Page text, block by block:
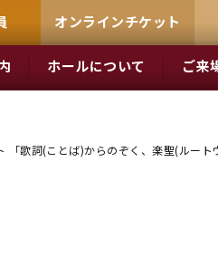
オンラインチケット
ホールについて ご来
歌詞(ことば)からのぞく、楽聖(ルート